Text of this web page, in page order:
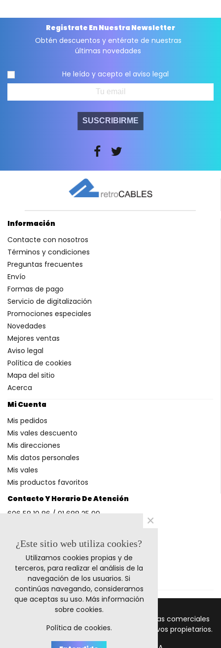
Registrate En Nuestra Newsletter
Obtén descuentos y entérate de nuestras
últimas novedades
He leído y acepto el aviso legal
SUSCRIBIRME
Contacto Y Horario De Atención
606 58 10 86 / 91 688 25 99
Métodos De Pago
Información
Contacte con nosotros
Términos y condiciones
Preguntas frecuentes
Envío
Formas de pago
Servicio de digitalización
Promociones especiales
Novedades
Mejores ventas
Aviso legal
Política de cookies
Mapa del sitio
Acerca
Mi Cuenta
Mis pedidos
Mis vales descuento
Mis direcciones
Mis datos personales
Mis vales
Mis productos favoritos
© 2011-2024 Retrocables. Los logos y marcas comerciales
mencionadas corresponden a sus respectivos propietarios.
¿Este sitio web utiliza cookies?
Utilizamos cookies propias y de
terceros, para realizar el análisis de la
navegación de los usuarios. Si
continúas navegando, consideramos
que aceptas su uso. Más información
sobre cookies.
Política de cookies.
×